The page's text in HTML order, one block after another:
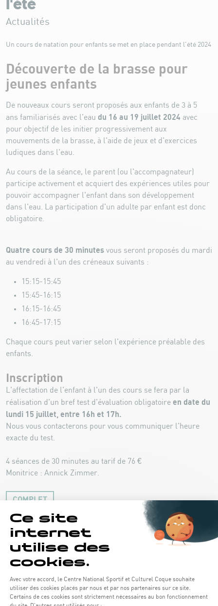
l'été
Actualités
Un cours de natation pour enfants se met en place pendant l'été 2024
Découverte de la brasse pour
jeunes enfants
De nouveaux cours seront proposés aux enfants de 3 à 5
ans familiarisés avec l'eau du 16 au 19 juillet 2024 avec
pour objectif de les initier progressivement aux
mouvements de la brasse, à l'aide de jeux et d'exercices
ludiques dans l'eau.
Au cours de la séance, le parent (ou l'accompagnateur)
participe activement et acquiert des expériences utiles pour
pouvoir accompagner l'enfant dans son développement
dans l'eau. La participation d'un adulte par enfant est donc
obligatoire.
Quatre cours de 30 minutes vous seront proposés du mardi
au vendredi à l'un des créneaux suivants :
15:15-15:45
15:45-16:15
16:15-16:45
16:45-17:15
Chaque cours peut varier selon l'expérience préalable des
enfants.
Inscription
L'affectation de l'enfant à l'un des cours se fera par la
réalisation d'un bref test d'évaluation obligatoire en date du
lundi 15 juillet, entre 16h et 17h.
Nous vous contacterons pour vous communiquer l'heure
exacte du test.
4 séances de 30 minutes au tarif de 76 €
Monitrice : Annick Zimmer.
COMPLET